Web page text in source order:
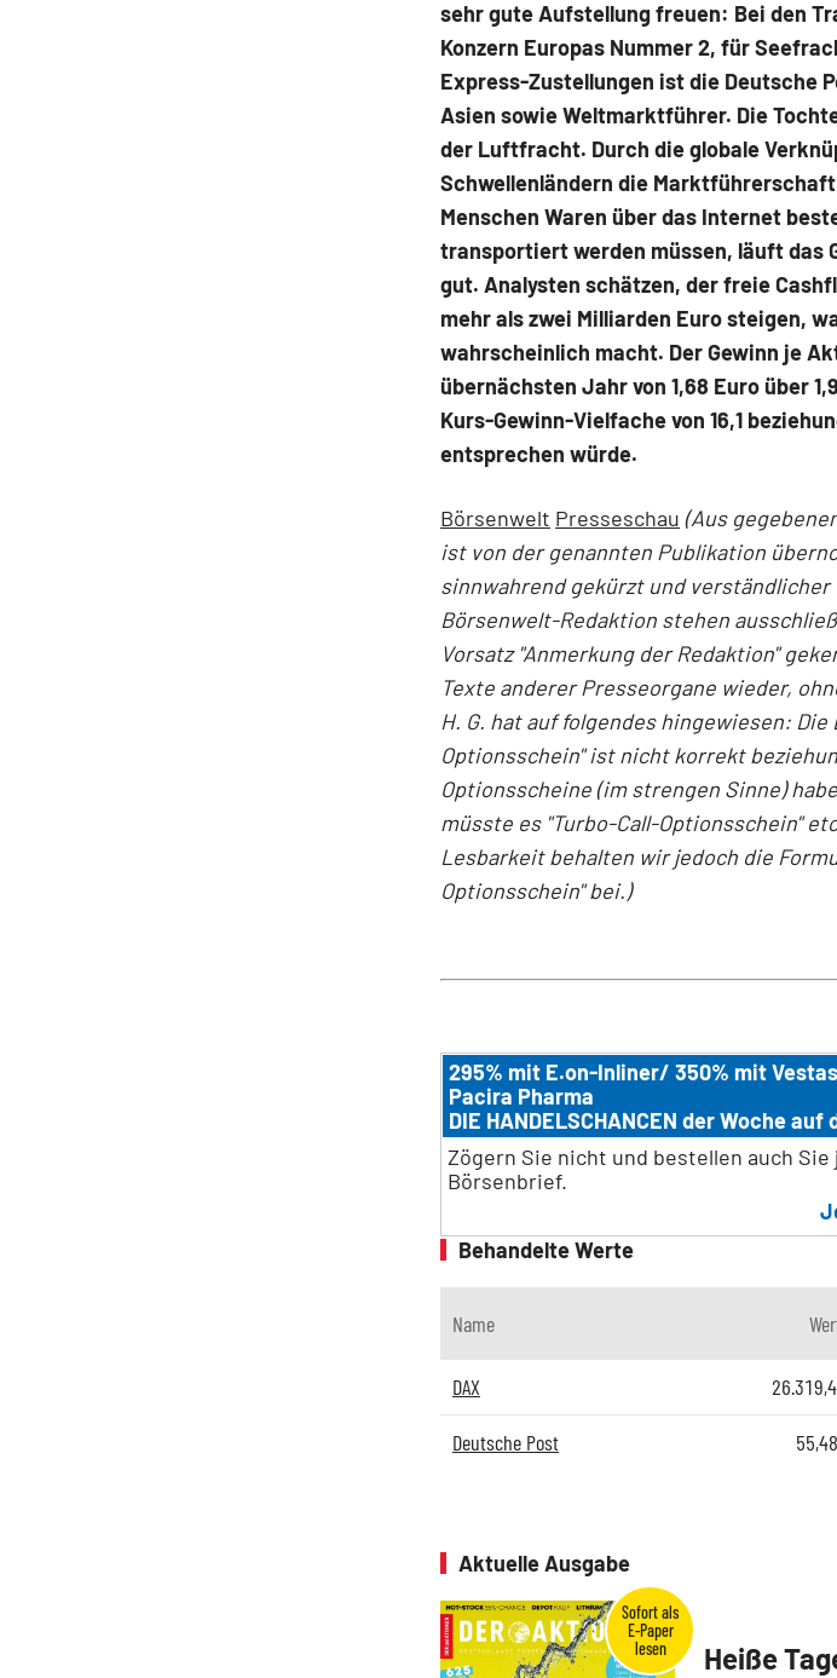
sehr gute Aufstellung freuen: Bei den
Konzern Europas Nummer 2, für
Express-Zustellungen ist die Deutsche
Asien sowie Weltmarktführer. Die
der Luftfracht. Durch die globale
Schwellenländern die
Menschen Waren über das Internet
transportiert werden müssen, läuft das
gut. Analysten schätzen, der freie
mehr als zwei Milliarden Euro steigen,
wahrscheinlich macht. Der Gewinn je
übernächsten Jahr von 1,68 Euro über
Kurs-Gewinn-Vielfache von 16,1
entsprechen würde.
Börsenwelt Presseschau (Aus
ist von der genannten Publikation
sinnwahrend gekürzt und
Börsenwelt-Redaktion stehen
Vorsatz "Anmerkung der Redaktion"
Texte anderer Presseorgane wieder,
H. G. hat auf folgendes hingewiesen:
Optionsschein" ist nicht korrekt
Optionsscheine (im strengen Sinne)
müsste es "Turbo-Call-Optionsschein"
Lesbarkeit behalten wir jedoch die
Optionsschein" bei.)
295% mit E.on-Inliner/ 350% mit
Pacira Pharma
DIE HANDELSCHANCEN der Woche
Zögern Sie nicht und bestellen auch
Börsenbrief.
Behandelte Werte
Name
DAX
Deutsche Post 55,48
Aktuelle Ausgabe
Heiße